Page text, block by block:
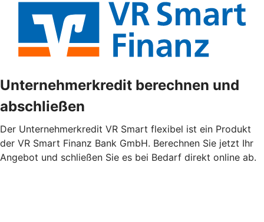
Unternehmerkredit berechnen und
abschließen
Der Unternehmerkredit VR Smart flexibel ist ein Produkt
der VR Smart Finanz Bank GmbH. Berechnen Sie jetzt Ihr
Angebot und schließen Sie es bei Bedarf direkt online ab.